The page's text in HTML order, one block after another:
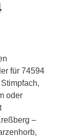
für 74594
oder
–